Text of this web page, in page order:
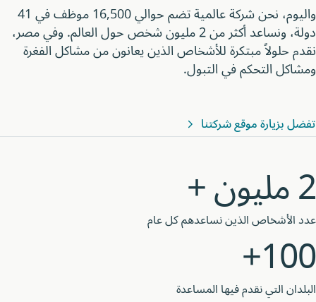
واليوم، نحن شركة عالمية تضم حوالي 16,500 موظف في 41
دولة، ونساعد أكثر من 2 مليون شخص حول العالم. وفي مصر،
حلولاً مبتكرة للأشخاص الذين يعانون من مشاكل الفغرة
التحكم في التبول.
بزيارة موقع شركتنا
الذين نساعدهم كل عام
التي نقدم فيها المساعدة